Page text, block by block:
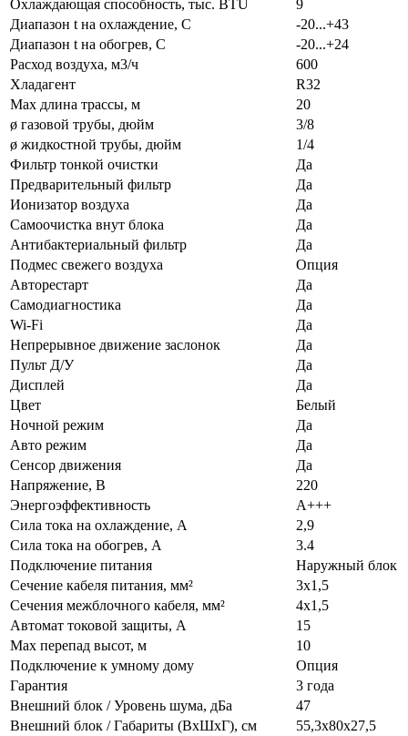
Охлаждающая способность, тыс. BTU
9
Диапазон t на охлаждение, С
-20...+43
Диапазон t на обогрев, С
-20...+24
Расход воздуха, м3/ч
600
Хладагент
R32
Max длина трассы, м
20
ø газовой трубы, дюйм
3/8
ø жидкостной трубы, дюйм
1/4
Фильтр тонкой очистки
Да
Предварительный фильтр
Да
Ионизатор воздуха
Да
Самоочистка внут блока
Да
Антибактериальный фильтр
Да
Подмес свежего воздуха
Опция
Авторестарт
Да
Самодиагностика
Да
Wi-Fi
Да
Непрерывное движение заслонок
Да
Пульт Д/У
Да
Дисплей
Да
Цвет
Белый
Ночной режим
Да
Авто режим
Да
Сенсор движения
Да
Напряжение, В
220
Энергоэффективность
A+++
Сила тока на охлаждение, А
2,9
Сила тока на обогрев, А
3.4
Подключение питания
Наружный блок
Сечение кабеля питания, мм²
3х1,5
Сечения межблочного кабеля, мм²
4х1,5
Автомат токовой защиты, А
15
Max перепад высот, м
10
Подключение к умному дому
Опция
Гарантия
3 года
Внешний блок / Уровень шума, дБа
47
Внешний блок / Габариты (ВхШхГ), см
55,3х80х27,5